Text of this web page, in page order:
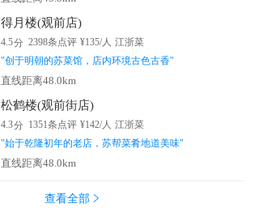
得月楼(观前店)
4.5分 2398条点评 ¥135/人 江浙菜
"创于明朝的苏菜馆，店内环境古色古香"
直线距离48.0km
松鹤楼(观前街店)
4.3分 1351条点评 ¥142/人 江浙菜
"始于乾隆初年的老店，苏帮菜肴地道美味"
直线距离48.0km
查看全部 